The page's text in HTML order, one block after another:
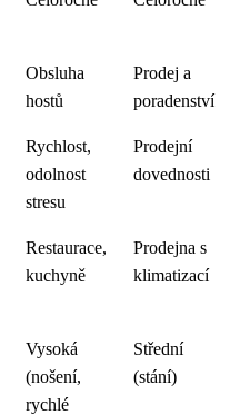
Obsluha
hostů
Prodej a
poradenství
Rychlost,
odolnost
stresu
Prodejní
dovednosti
Restaurace,
kuchyně
Prodejna s
klimatizací
Vysoká
(nošení,
rychlé
Střední
(stání)